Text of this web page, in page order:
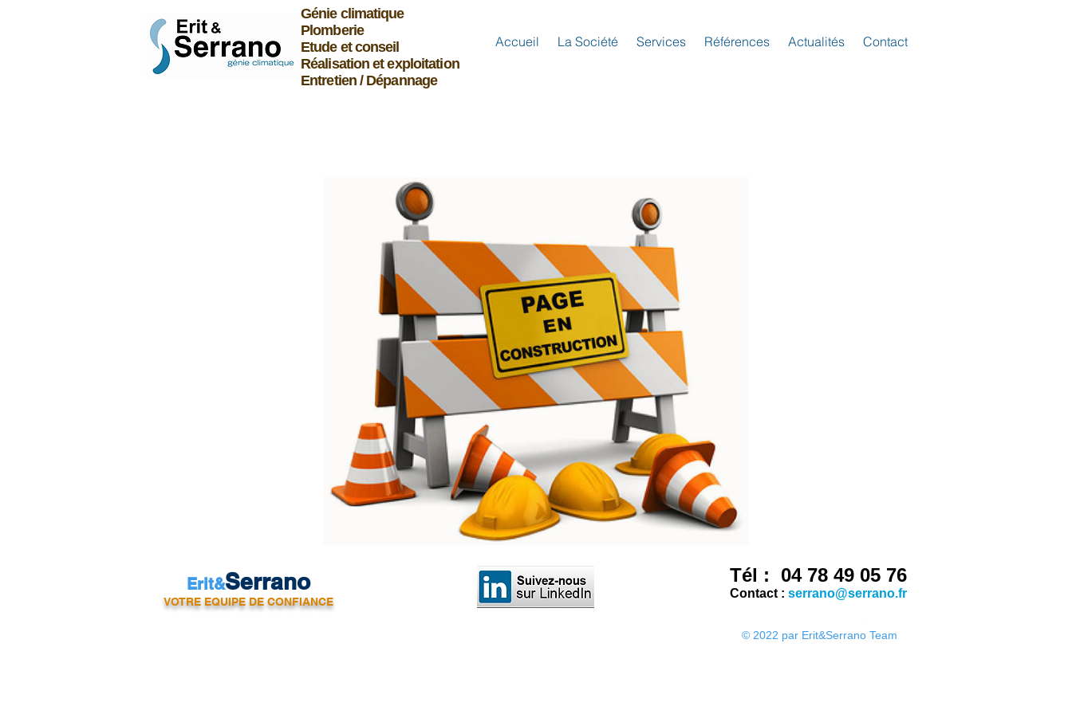
Génie climatique
Plomberie
Etude et conseil
Réalisation et exploitation
Entretien / Dépannage
Accueil La Société Services Références Actualités Contact
Erit&Serrano
VOTRE EQUIPE DE CONFIANCE
Tél : 04 78 49 05 76
Contact : serrano@serrano.fr
© 2022 par Erit&Serrano Team